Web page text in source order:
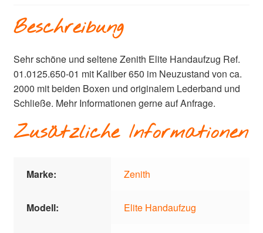
Beschreibung
Sehr schöne und seltene Zenith Elite Handaufzug Ref.
01.0125.650-01 mit Kaliber 650 im Neuzustand von ca.
2000 mit beiden Boxen und originalem Lederband und
Schließe. Mehr Informationen gerne auf Anfrage.
Zusätzliche Informationen
Marke: Zenith
Modell: Elite Handaufzug